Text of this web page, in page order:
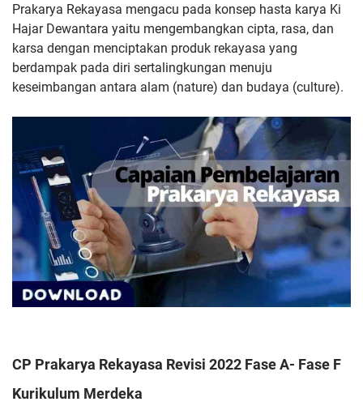
Prakarya Rekayasa mengacu pada konsep hasta karya Ki
Hajar Dewantara yaitu mengembangkan cipta, rasa, dan
karsa dengan menciptakan produk rekayasa yang
berdampak pada diri sertalingkungan menuju
keseimbangan antara alam (nature) dan budaya (culture).
CP Prakarya Rekayasa Revisi 2022 Fase A- Fase F
Kurikulum Merdeka